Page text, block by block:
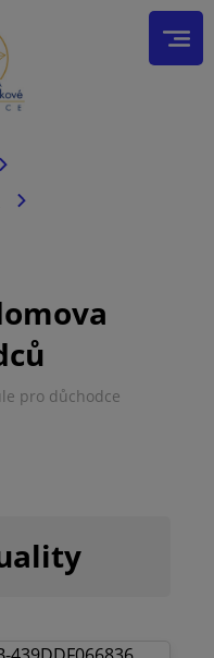
pro důchodce